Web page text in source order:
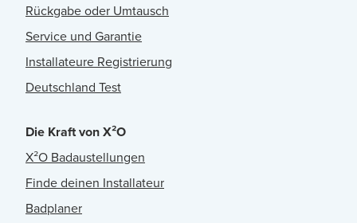
Rückgabe oder Umtausch
Service und Garantie
Installateure Registrierung
Deutschland Test
Die Kraft von X²O
X²O Badaustellungen
Finde deinen Installateur
Badplaner